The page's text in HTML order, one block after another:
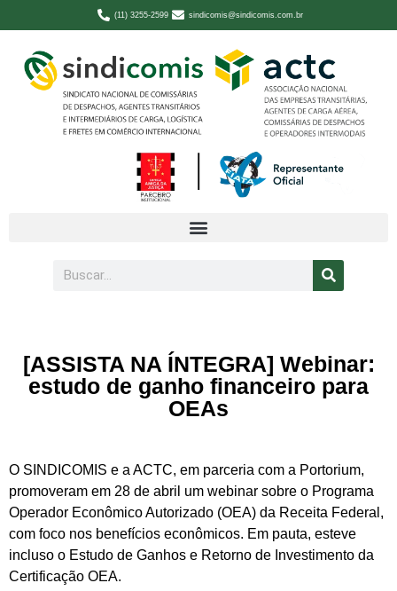
(11) 3255-2599 sindicomis@sindicomis.com.br
[ASSISTA NA ÍNTEGRA] Webinar:
estudo de ganho financeiro para
OEAs
O SINDICOMIS e a ACTC, em parceria com a Portorium,
promoveram em 28 de abril um webinar sobre o Programa
Operador Econômico Autorizado (OEA) da Receita Federal,
com foco nos benefícios econômicos. Em pauta, esteve
incluso o Estudo de Ganhos e Retorno de Investimento da
Certificação OEA.